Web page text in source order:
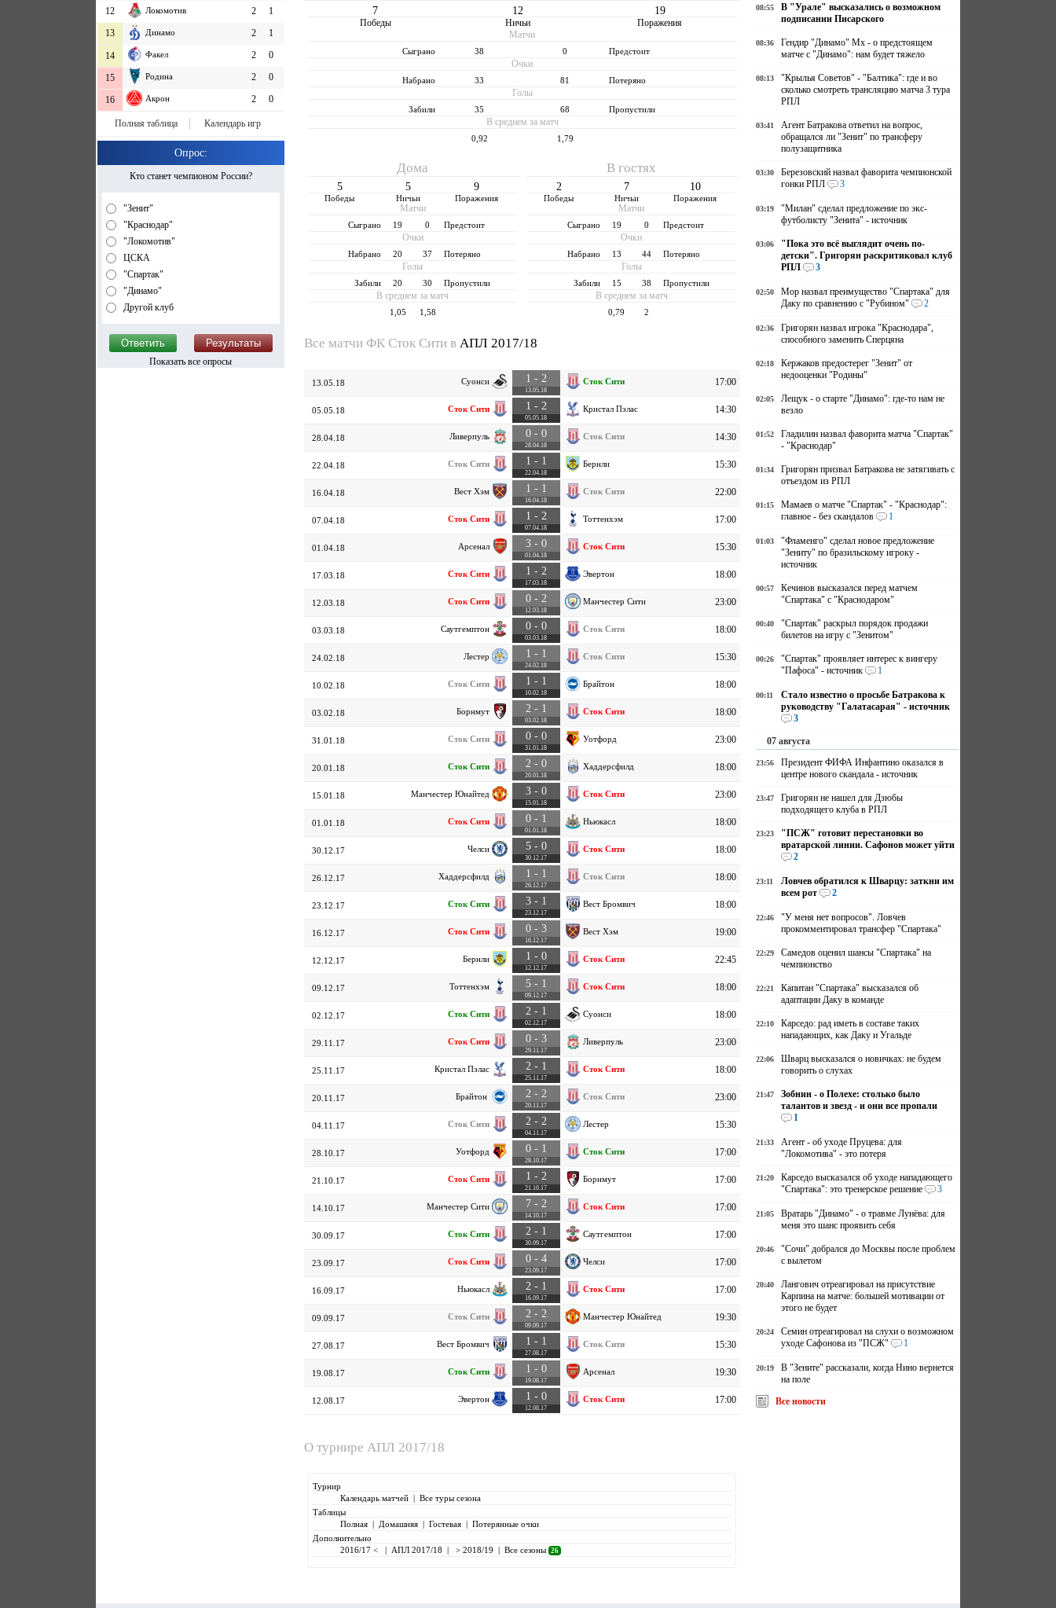
12
Локомотив 2
1
13
Динамо 2 1
14 Факел 2 0
15 Родина 2 0
16 Акрон 2 0
Полная таблица Календарь игр
Опрос:
Кто станет чемпионом России?
"Зенит"
"Краснодар"
"Локомотив"
ЦСКА
"Спартак"
"Динамо"
Другой клуб
Показать все опросы
7 12 19
Победы Ничьи
Поражения
Матчи
Cыграно 38 Предстоит
0
Очки
Набрано 33 Потеряно
81
Голы
Забили 35 Пропустили
68
В среднем за матч
0,92 1,79
Дома
5 5 9
Победы Ничьи Поражения
Матчи
Cыграно 19 Предстоит
0
Очки
Набрано
20
(61%)
Потеряно
37
Голы
Забили 20 Пропустили
30
В среднем за матч
1,05 1,58
В гостях
2 7 10
Победы Ничьи Поражения
Матчи
Cыграно 19 Предстоит
0
Очки
Набрано
13
(39%)
Потеряно
44
Голы
Забили 15 Пропустили
38
В среднем за матч
0,79 2
Все матчи ФК Сток Сити в АПЛ 2017/18
13.05.18 Суонси 1 - 2
13.05.18
Сток Сити 17:00
05.05.18 Сток Сити 1 - 2
05.05.18
Кристал Пэлас 14:30
28.04.18 Ливерпуль 0 - 0
28.04.18
Сток Сити 14:30
22.04.18 Сток Сити 1 - 1
22.04.18
Бернли 15:30
16.04.18 Вест Хэм 1 - 1
16.04.18
Сток Сити 22:00
07.04.18 Сток Сити 1 - 2
07.04.18
Тоттенхэм 17:00
01.04.18 Арсенал 3 - 0
01.04.18
Сток Сити 15:30
17.03.18 Сток Сити 1 - 2
17.03.18
Эвертон 18:00
12.03.18 Сток Сити 0 - 2
12.03.18
Манчестер Сити 23:00
03.03.18 Саутгемптон 0 - 0
03.03.18
Сток Сити 18:00
24.02.18 Лестер 1 - 1
24.02.18
Сток Сити 15:30
10.02.18 Сток Сити 1 - 1
10.02.18
Брайтон 18:00
03.02.18 Борнмут 2 - 1
03.02.18
Сток Сити 18:00
31.01.18 Сток Сити 0 - 0
31.01.18
Уотфорд 23:00
20.01.18 Сток Сити 2 - 0
20.01.18
Хаддерсфилд 18:00
15.01.18 Манчестер Юнайтед 3 - 0
15.01.18
Сток Сити 23:00
01.01.18 Сток Сити 0 - 1
01.01.18
Ньюкасл 18:00
30.12.17 Челси 5 - 0
30.12.17
Сток Сити 18:00
26.12.17 Хаддерсфилд 1 - 1
26.12.17
Сток Сити 18:00
23.12.17 Сток Сити 3 - 1
23.12.17
Вест Бромвич 18:00
16.12.17 Сток Сити 0 - 3
16.12.17
Вест Хэм 19:00
12.12.17 Бернли 1 - 0
12.12.17
Сток Сити 22:45
09.12.17 Тоттенхэм 5 - 1
09.12.17
Сток Сити 18:00
02.12.17 Сток Сити 2 - 1
02.12.17
Суонси 18:00
29.11.17 Сток Сити 0 - 3
29.11.17
Ливерпуль 23:00
25.11.17 Кристал Пэлас 2 - 1
25.11.17
Сток Сити 18:00
20.11.17 Брайтон 2 - 2
20.11.17
Сток Сити 23:00
04.11.17 Сток Сити 2 - 2
04.11.17
Лестер 15:30
28.10.17 Уотфорд 0 - 1
28.10.17
Сток Сити 17:00
21.10.17 Сток Сити 1 - 2
21.10.17
Борнмут 17:00
14.10.17 Манчестер Сити 7 - 2
14.10.17
Сток Сити 17:00
30.09.17 Сток Сити 2 - 1
30.09.17
Саутгемптон 17:00
23.09.17 Сток Сити 0 - 4
23.09.17
Челси 17:00
16.09.17 Ньюкасл 2 - 1
16.09.17
Сток Сити 17:00
09.09.17 Сток Сити 2 - 2
09.09.17
Манчестер Юнайтед 19:30
27.08.17 Вест Бромвич 1 - 1
27.08.17
Сток Сити 15:30
19.08.17 Сток Сити 1 - 0
19.08.17
Арсенал 19:30
12.08.17 Эвертон 1 - 0
12.08.17
Сток Сити 17:00
О турнире АПЛ 2017/18
Турнир
Календарь матчей| Все туры сезона
Таблицы
Полная| Домашняя| Гостевая| Потерянные очки
Дополнительно
2016/17 <
АПЛ 2017/18 > 2018/19 Все сезоны 26
08:55
В "Урале" высказались о возможном
подписании Писарского
08:36
Гендир "Динамо" Мх - о предстоящем
матче с "Динамо": нам будет тяжело
08:13
"Крылья Советов" - "Балтика": где и во
сколько смотреть трансляцию матча 3 тура
РПЛ
03:41
Агент Батракова ответил на вопрос,
обращался ли "Зенит" по трансферу
полузащитника
03:30
Березовский назвал фаворита чемпионской
гонки РПЛ
3
03:19
"Милан" сделал предложение по экс-
футболисту "Зенита" - источник
03:06
"Пока это всё выглядит очень по-
детски". Григорян раскритиковал клуб
РПЛ
3
02:50
Мор назвал преимущество "Спартака" для
Даку по сравнению с "Рубином"
2
02:36
Григорян назвал игрока "Краснодара",
способного заменить Сперцяна
02:18
Кержаков предостерег "Зенит" от
недооценки "Родины"
02:05
Лещук - о старте "Динамо": где-то нам не
везло
01:52
Гладилин назвал фаворита матча "Спартак"
- "Краснодар"
01:34
Григорян призвал Батракова не затягивать с
отъездом из РПЛ
01:15
Мамаев о матче "Спартак" - "Краснодар":
главное - без скандалов
1
01:03
"Фламенго" сделал новое предложение
"Зениту" по бразильскому игроку -
источник
00:57
Кечинов высказался перед матчем
"Спартака" с "Краснодаром"
00:40
"Спартак" раскрыл порядок продажи
билетов на игру с "Зенитом"
00:26
"Спартак" проявляет интерес к вингеру
"Пафоса" - источник
1
00:11
Стало известно о просьбе Батракова к
руководству "Галатасарая" - источник
3
07 августа
23:56
Президент ФИФА Инфантино оказался в
центре нового скандала - источник
23:47
Григорян не нашел для Дзюбы
подходящего клуба в РПЛ
23:23
"ПСЖ" готовит перестановки во
вратарской линии. Сафонов может уйти
2
23:11
Ловчев обратился к Шварцу: заткни им
всем рот
2
22:46
"У меня нет вопросов". Ловчев
прокомментировал трансфер "Спартака"
22:29
Самедов оценил шансы "Спартака" на
чемпионство
22:21
Капитан "Спартака" высказался об
адаптации Даку в команде
22:10
Карседо: рад иметь в составе таких
нападающих, как Даку и Угальде
22:06
Шварц высказался о новичках: не будем
говорить о слухах
21:47
Зобнин - о Полехе: столько было
талантов и звезд - и они все пропали
1
21:33
Агент - об уходе Пруцева: для
"Локомотива" - это потеря
21:20
Карседо высказался об уходе нападающего
"Спартака": это тренерское решение
3
21:05
Вратарь "Динамо" - о травме Лунёва: для
меня это шанс проявить себя
20:46
"Сочи" добрался до Москвы после проблем
с вылетом
20:40
Лангович отреагировал на присутствие
Карпина на матче: большей мотивации от
этого не будет
20:24
Семин отреагировал на слухи о возможном
уходе Сафонова из "ПСЖ"
1
20:19
В "Зените" рассказали, когда Нино вернется
на поле
Все новости